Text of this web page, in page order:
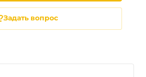
Задать вопрос